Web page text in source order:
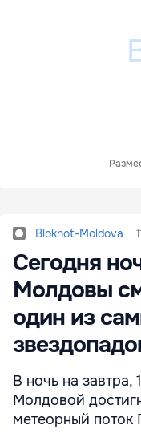
Bloknot-Moldova
Сегодня
Молдовы
один из
В ночь на завтра,
Молдовой
метеорный поток